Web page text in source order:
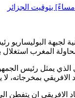
لجبهة البوليساريو
المغرب
الافريقي بمخرجاته،
الافريقي ان يتفطن